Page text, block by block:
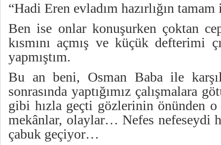
“Hadi Eren evladım hazırlığın tamam
Ben ise onlar konuşurken çoktan
kısmını açmış ve küçük defterimi
yapmıştım.
Bu an beni, Osman Baba ile
sonrasında yaptığımız çalışmalara
gibi hızla geçti gözlerinin önünden o
mekânlar, olaylar… Nefes nefeseydi
çabuk geçiyor…